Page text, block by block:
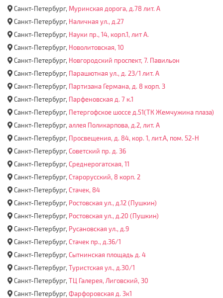
Санкт-Петербург, Муринская дорога, д.78 лит. А
Санкт-Петербург, Наличная ул., д.27
Санкт-Петербург, Науки пр., 14, корп.1, лит А.
Санкт-Петербург, Новолитовская, 10
Санкт-Петербург, Новгородский проспект, 7. Павильон
Санкт-Петербург, Парашютная ул., д. 23/1 лит. А
Санкт-Петербург, Партизана Германа, д. 8 корп. 3
Санкт-Петербург, Парфеновская д. 7 к.1
Санкт-Петербург, Петергофское шоссе д.51(ТК Жемчужина плаза)
Санкт-Петербург, аллея Поликарпова, д.2, лит. А
Санкт-Петербург, Просвещения, д. 84, кор. 1, лит.А, пом. 52-Н
Санкт-Петербург, Советский пр. д. 36
Санкт-Петербург, Среднерогатская, 11
Санкт-Петербург, Старорусский, 8 корп. 2
Санкт-Петербург, Стачек, 84
Санкт-Петербург, Ростовская ул., д.12 (Пушкин)
Санкт-Петербург, Ростовская ул., д.20 (Пушкин)
Санкт-Петербург, Русановская ул., д.9
Санкт-Петербург, Стачек пр., д.36/1
Санкт-Петербург, Cытнинская площадь д. 4
Санкт-Петербург, Туристская ул., д.30/1
Санкт-Петербург, ТЦ Галерея, Лиговский, 30
Санкт-Петербург, Фарфоровская д. 3к1